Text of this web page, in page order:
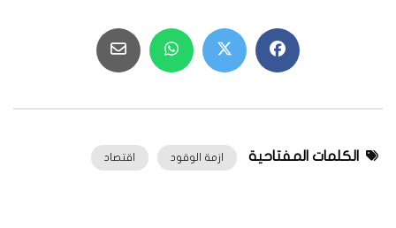
الكلمات المفتاحية ازمة الوقود اقتصاد